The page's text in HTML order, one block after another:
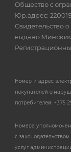
Общество с
Юр.адрес:
Свидетельство
выдано
Номер и адрес
покупателей о
потребителей: +375
Номера
с
услуг